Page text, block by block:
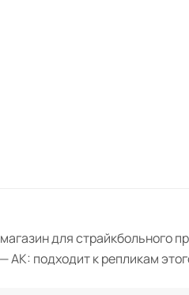
для
подходит к репликам